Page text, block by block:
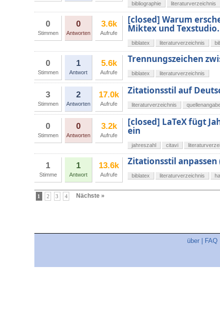
bibliographie literaturverzeichnis
0
Stimmen
0
Antworten
3.6k
Aufrufe
[closed] Warum
Miktex und Texstudio.
biblatex literaturverzeichnis
0
Stimmen
1
Antwort
5.6k
Aufrufe
Trennungszeichen
biblatex literaturverzeichnis
3
Stimmen
2
Antworten
17.0k
Aufrufe
Zitationsstil auf
literaturverzeichnis
0
Stimmen
0
Antworten
3.2k
Aufrufe
[closed] LaTeX fügt
ein
jahreszahl citavi
1
Stimme
1
Antwort
13.6k
Aufrufe
Zitationsstil
biblatex literaturverzeichnis
1 2 3 4 Nächste »
über FAQ